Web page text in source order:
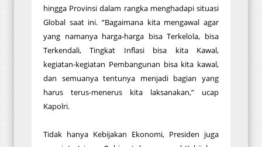
hingga Provinsi dalam rangka menghadapi situasi
Global saat ini. “Bagaimana kita mengawal agar
yang namanya harga-harga bisa Terkelola, bisa
Terkendali, Tingkat Inflasi bisa kita Kawal,
kegiatan-kegiatan Pembangunan bisa kita kawal,
dan semuanya tentunya menjadi bagian yang
harus terus-menerus kita laksanakan,” ucap
Kapolri.
Tidak hanya Kebijakan Ekonomi, Presiden juga